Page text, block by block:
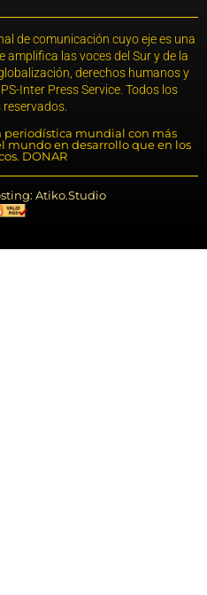
de comunicación cuyo eje es una
las voces del Sur y de la
derechos humanos y
Inter Press Service. Todos los
periodística mundial con más
mundo en desarrollo que en los
DONAR
Atiko.Studio